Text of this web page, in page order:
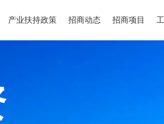
产业扶持政策 招商动态 招商项目